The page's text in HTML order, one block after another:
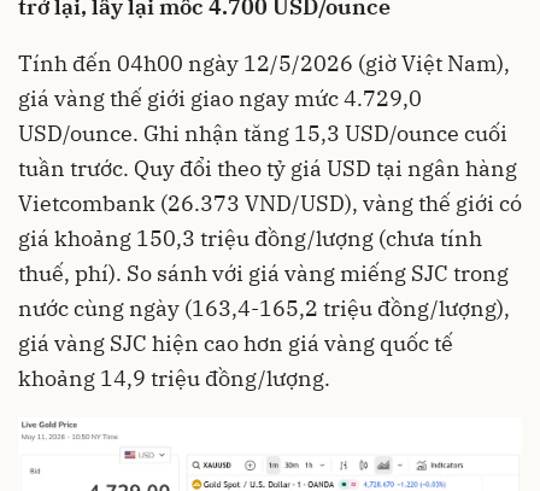
trở lại, lấy lại mốc 4.700 USD/ounce
Tính đến 04h00 ngày 12/5/2026 (giờ Việt Nam),
giá vàng thế giới giao ngay mức 4.729,0
USD/ounce. Ghi nhận tăng 15,3 USD/ounce cuối
tuần trước. Quy đổi theo tỷ giá USD tại ngân hàng
Vietcombank (26.373 VND/USD), vàng thế giới có
giá khoảng 150,3 triệu đồng/lượng (chưa tính
thuế, phí). So sánh với giá vàng miếng SJC trong
nước cùng ngày (163,4-165,2 triệu đồng/lượng),
giá vàng SJC hiện cao hơn giá vàng quốc tế
khoảng 14,9 triệu đồng/lượng.